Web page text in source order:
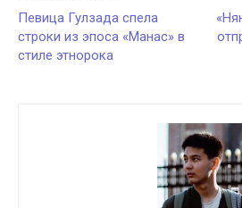
Певица Гулзада спела
строки из эпоса «Манас» в
стиле этнорока